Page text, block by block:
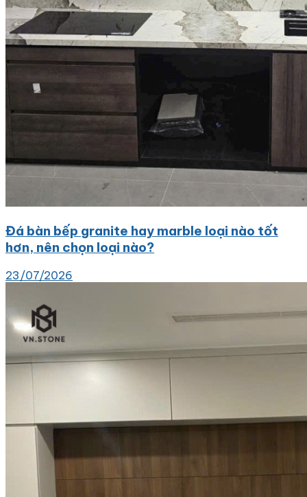
Đá bàn bếp granite hay marble loại nào tốt
hơn, nên chọn loại nào?
23/07/2026